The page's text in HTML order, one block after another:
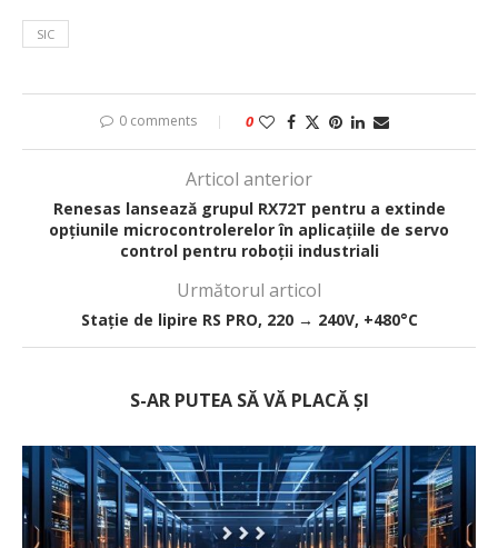
SIC
0 comments 0
Articol anterior
Renesas lansează grupul RX72T pentru a extinde
opțiunile microcontrolerelor în aplicațiile de servo
control pentru roboții industriali
Următorul articol
Stație de lipire RS PRO, 220 → 240V, +480°C
S-AR PUTEA SĂ VĂ PLACĂ ȘI